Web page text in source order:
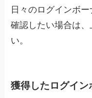
日々のログインボ
確認したい場合は
い。
獲得したログイ